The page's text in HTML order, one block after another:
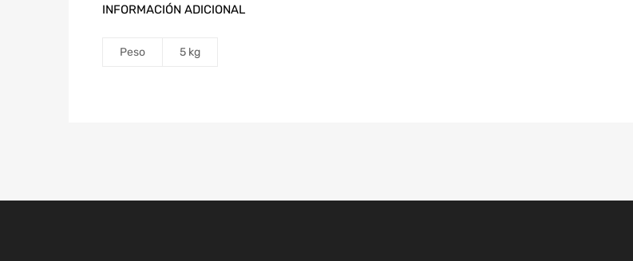
INFORMACIÓN ADICIONAL
Peso 5 kg